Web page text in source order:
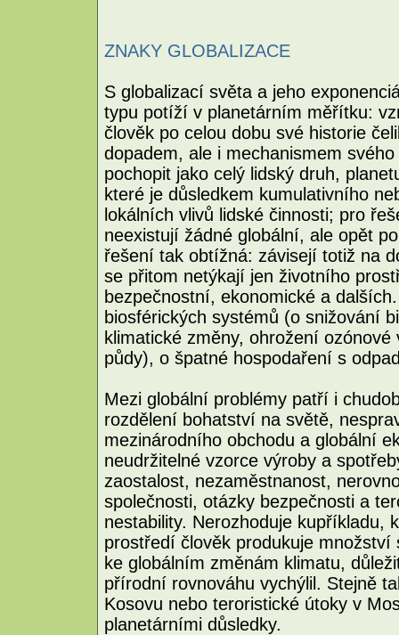
ZNAKY GLOBALIZACE
S globalizací světa a jeho
typu potíží v planetárním měřítku:
člověk po celou dobu své historie
dopadem, ale i mechanismem
pochopit jako celý lidský druh,
které je důsledkem kumulativního
lokálních vlivů lidské činnosti; pro
neexistují žádné globální, ale opět
řešení tak obtížná: závisejí totiž na
se přitom netýkají jen životního
bezpečnostní, ekonomické a
biosférických systémů (o snižování
klimatické změny, ohrožení
půdy), o špatné hospodaření s
Mezi globální problémy patří i
rozdělení bohatství na světě,
mezinárodního obchodu a globální
neudržitelné vzorce výroby a
zaostalost, nezaměstnanost,
společnosti, otázky bezpečnosti a
nestability. Nerozhoduje kupříkladu,
prostředí člověk produkuje
ke globálním změnám klimatu,
přírodní rovnováhu vychýlil. Stejně
Kosovu nebo teroristické útoky v
planetárními důsledky.